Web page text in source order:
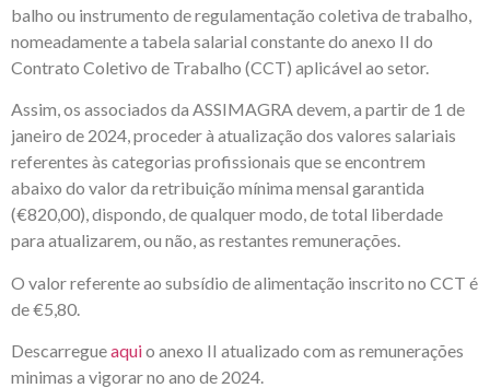
balho ou instrumento de regulamentação coletiva de trabalho,
nomeadamente a tabela salarial constante do anexo II do
Contrato Coletivo de Trabalho (CCT) aplicável ao setor.
Assim, os associados da ASSIMAGRA devem, a partir de 1 de
janeiro de 2024, proceder à atualização dos valores salariais
referentes às categorias profissionais que se encontrem
abaixo do valor da retribuição mínima mensal garantida
(€820,00), dispondo, de qualquer modo, de total liberdade
para atualizarem, ou não, as restantes remunerações.
O valor referente ao subsídio de alimentação inscrito no CCT é
de €5,80.
Descarregueaquio anexo II atualizado com as remunerações
minimas a vigorar no ano de 2024.